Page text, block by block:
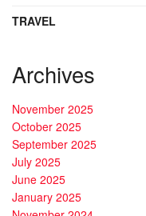
TRAVEL
Archives
November 2025
October 2025
September 2025
July 2025
June 2025
January 2025